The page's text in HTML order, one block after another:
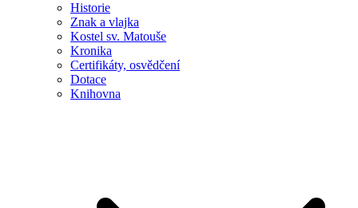
Historie
Znak a vlajka
Kostel sv. Matouše
Kronika
Certifikáty, osvědčení
Dotace
Knihovna